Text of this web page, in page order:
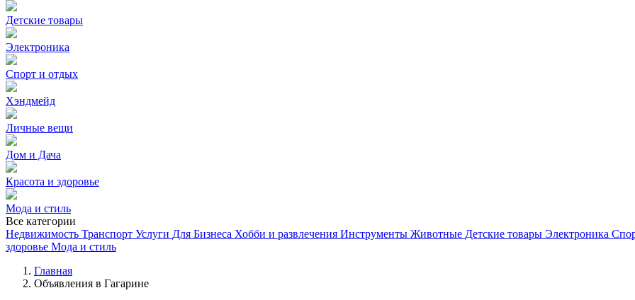
Детские товары
Электроника
Спорт и отдых
Хэндмейд
Личные вещи
Дом и Дача
Красота и здоровье
Мода и стиль
Все категории
Недвижимость Транспорт Услуги Для Бизнеса Хобби и развлечения Инструменты Животные Детские товары Электроника
здоровье Мода и стиль
Главная
Объявления в Гагарине